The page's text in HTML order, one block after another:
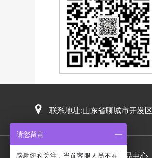
联系地址:山东省聊城市开发
网站首页 关于我们 产品中心
请您留言
感谢您的关注，当前客服人员不在